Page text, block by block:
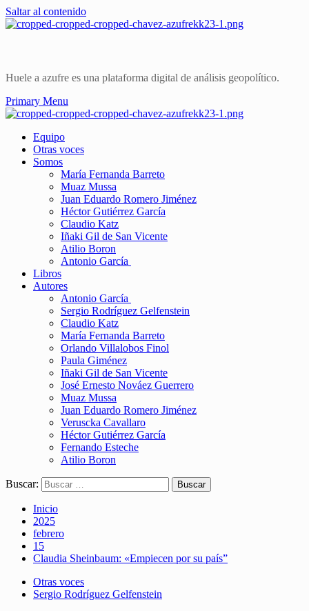
Saltar al contenido
Huele a azufre es una plataforma digital de análisis geopolítico.
Primary Menu
Equipo
Otras voces
Somos
María Fernanda Barreto
Muaz Mussa
Juan Eduardo Romero Jiménez
Héctor Gutiérrez García
Claudio Katz
Iñaki Gil de San Vicente
Atilio Boron
Antonio García
Libros
Autores
Antonio García
Sergio Rodríguez Gelfenstein
Claudio Katz
María Fernanda Barreto
Orlando Villalobos Finol
Paula Giménez
Iñaki Gil de San Vicente
José Ernesto Nováez Guerrero
Muaz Mussa
Juan Eduardo Romero Jiménez
Veruscka Cavallaro
Héctor Gutiérrez García
Fernando Esteche
Atilio Boron
Buscar:
Inicio
2025
febrero
15
Claudia Sheinbaum: «Empiecen por su país”
Otras voces
Sergio Rodríguez Gelfenstein